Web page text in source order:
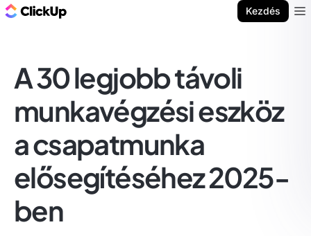
Kezdés
A 30 legjobb távoli
munkavégzési eszköz
a csapatmunka
elősegítéséhez 2025-
ben